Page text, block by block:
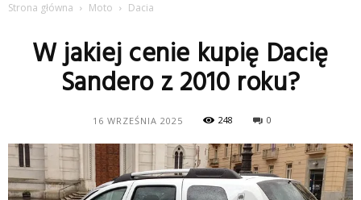
Strona główna Moto Dacia
W jakiej cenie kupię Dacię
Sandero z 2010 roku?
16 WRZEŚNIA 2025 248 0